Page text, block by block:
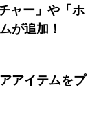
ャー」や「ホ
が追加！
アイテムをプ